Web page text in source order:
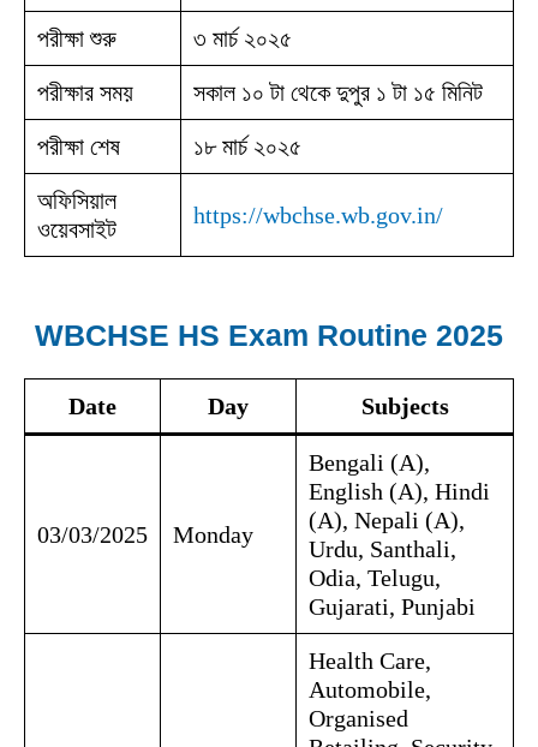
পরীক্ষা শুরু ৩ মার্চ ২০২৫
পরীক্ষার সময় সকাল ১০ টা থেকে দুপুর ১ টা ১৫ মিনিট
পরীক্ষা শেষ ১৮ মার্চ ২০২৫
অফিসিয়াল
ওয়েবসাইট
https://wbchse.wb.gov.in/
WBCHSE HS Exam Routine 2025
Date Day Subjects
03/03/2025 Monday
Bengali (A),
English (A), Hindi
(A), Nepali (A),
Urdu, Santhali,
Odia, Telugu,
Gujarati, Punjabi
Health Care,
Automobile,
Organised